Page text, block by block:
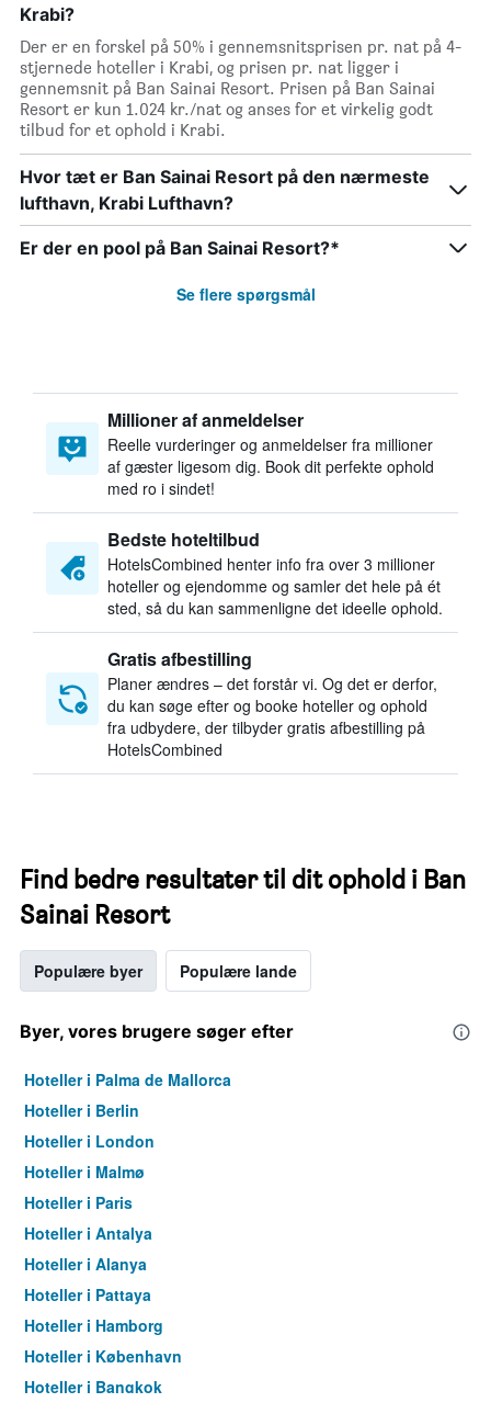
Krabi?
Der er en forskel på 50% i gennemsnitsprisen pr. nat på 4-
stjernede hoteller i Krabi, og prisen pr. nat ligger i
gennemsnit på Ban Sainai Resort. Prisen på Ban Sainai
Resort er kun 1.024 kr./nat og anses for et virkelig godt
tilbud for et ophold i Krabi.
Hvor tæt er Ban Sainai Resort på den nærmeste
lufthavn, Krabi Lufthavn?
Er der en pool på Ban Sainai Resort?*
Se flere spørgsmål
Millioner af anmeldelser
Reelle vurderinger og anmeldelser fra millioner
af gæster ligesom dig. Book dit perfekte ophold
med ro i sindet!
Bedste hoteltilbud
HotelsCombined henter info fra over 3 millioner
hoteller og ejendomme og samler det hele på ét
sted, så du kan sammenligne det ideelle ophold.
Gratis afbestilling
Planer ændres – det forstår vi. Og det er derfor,
du kan søge efter og booke hoteller og ophold
fra udbydere, der tilbyder gratis afbestilling på
HotelsCombined
Find bedre resultater til dit ophold i Ban
Sainai Resort
Populære byer Populære lande
Byer, vores brugere søger efter
Hoteller i Palma de Mallorca
Hoteller i Berlin
Hoteller i London
Hoteller i Malmø
Hoteller i Paris
Hoteller i Antalya
Hoteller i Alanya
Hoteller i Pattaya
Hoteller i Hamborg
Hoteller i København
Hoteller i Bangkok